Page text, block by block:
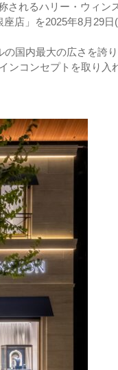
されるハリー・ウィン
店」を2025年8月29日
国内最大の広さを誇り
ンコンセプトを取り入